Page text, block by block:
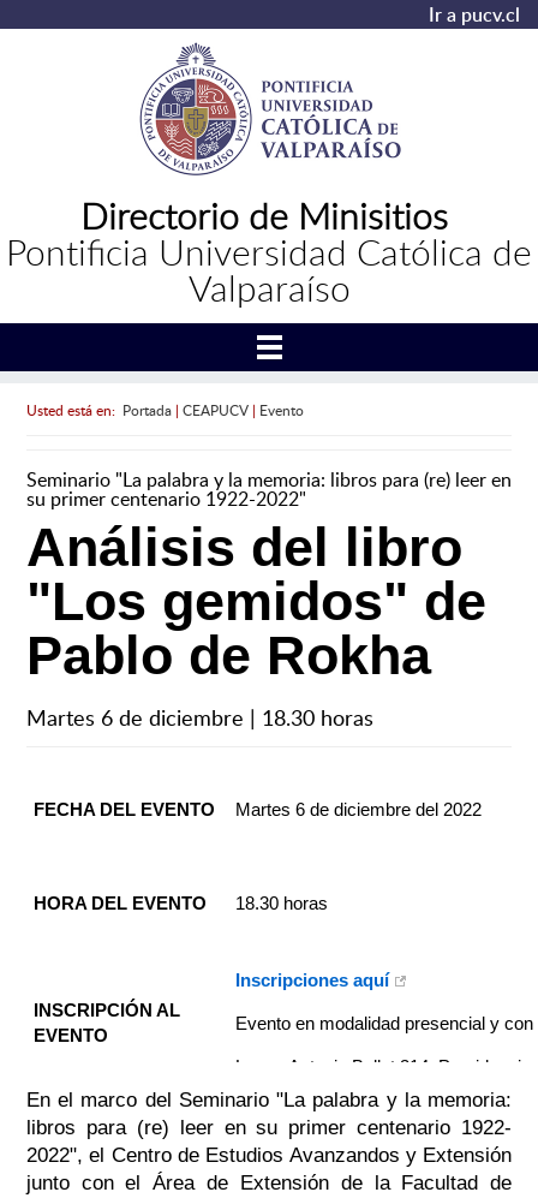
Ir a pucv.cl
Directorio de Minisitios
Pontificia Universidad Católica de
Valparaíso
Usted está en: Portada| CEAPUCV| Evento
Seminario "La palabra y la memoria: libros para (re) leer en
su primer centenario 1922-2022"
Análisis del libro
"Los gemidos" de
Pablo de Rokha
Martes 6 de diciembre | 18.30 horas
FECHA DEL EVENTO Martes 6 de diciembre del 2022
HORA DEL EVENTO 18.30 horas
INSCRIPCIÓN AL
EVENTO
Inscripciones aquí
Evento en modalidad presencial y
Lugar: Antonio Bellet 314,
En el marco del Seminario "La palabra y la memoria:
libros para (re) leer en su primer centenario 1922-
2022", el Centro de Estudios Avanzandos y Extensión
junto con el Área de Extensión de la Facultad de